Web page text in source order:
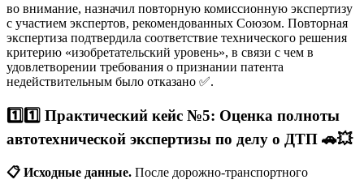
во внимание, назначил повторную комиссионную экспертизу
с участием экспертов, рекомендованных Союзом. Повторная
экспертиза подтвердила соответствие технического решения
критерию «изобретательский уровень», в связи с чем в
удовлетворении требования о признании патента
недействительным было отказано ✅.
1️⃣1️⃣ Практический кейс №5: Оценка полноты
автотехнической экспертизы по делу о ДТП 🚗💥
📋 Исходные данные. После дорожно-транспортного